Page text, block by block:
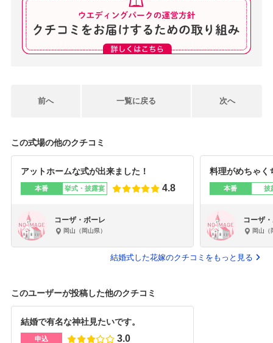
前へ 一覧に戻る 次へ
この式場の他のクチコミ
アットホームな式が出来ました！
本番 挙式・披露宴 4.8
コーザ・ボーレ
岡山（岡山県）
料理がめちゃく
本番 披
コーザ
岡山（
結婚式した花嫁のクチコミをもっと見る
このユーザーが投稿した他のクチコミ
結婚で有名な神社見たいです。
申込 3.0